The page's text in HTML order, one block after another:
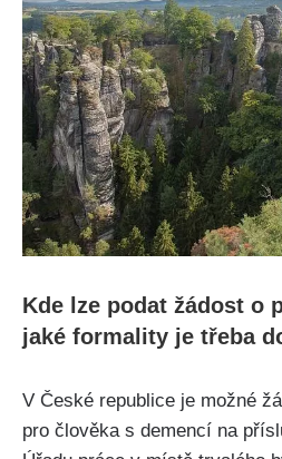
Kde lze podat žádost o
jaké formality je třeba
V České republice je možné
pro člověka s demencí na